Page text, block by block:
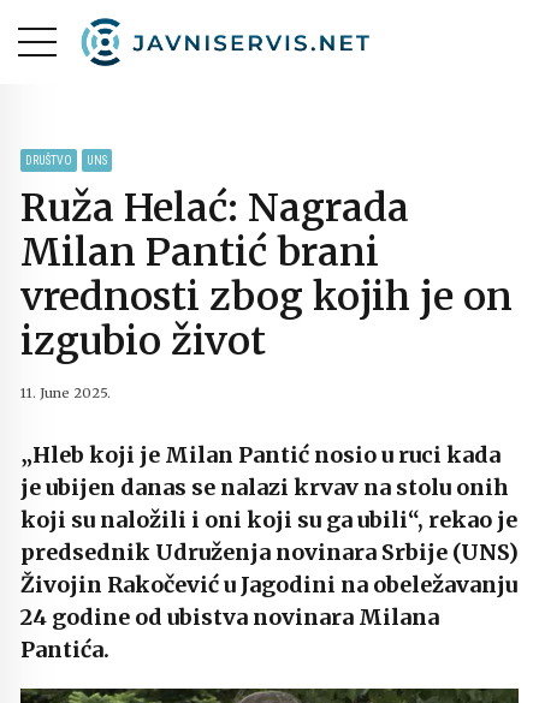
DRUŠTVO UNS
Ruža Helać: Nagrada
Milan Pantić brani
vrednosti zbog kojih je on
izgubio život
11. June 2025.
„Hleb koji je Milan Pantić nosio u ruci kada
je ubijen danas se nalazi krvav na stolu onih
koji su naložili i oni koji su ga ubili“, rekao je
predsednik Udruženja novinara Srbije (UNS)
Živojin Rakočević u Jagodini na obeležavanju
24 godine od ubistva novinara Milana
Pantića.